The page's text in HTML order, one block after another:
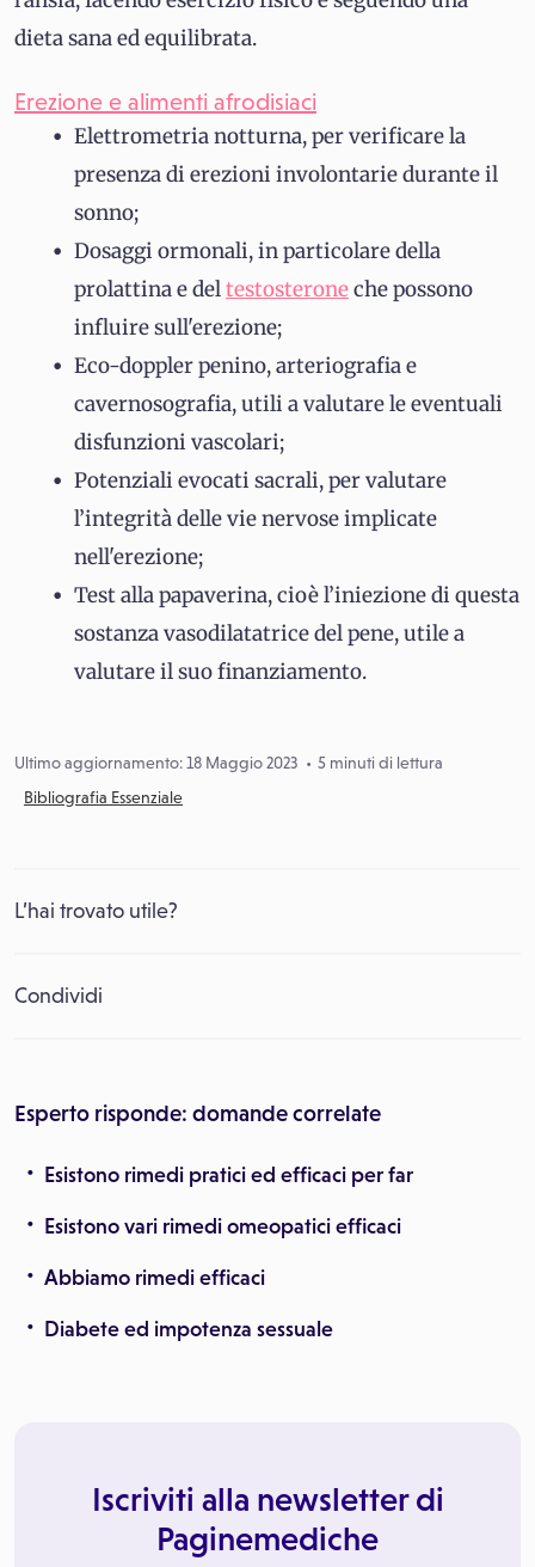
dieta sana ed equilibrata.
Erezione e alimenti afrodisiaci
Elettrometria notturna, per verificare la
presenza di erezioni involontarie durante il
sonno;
Dosaggi ormonali, in particolare della
prolattina e deltestosteroneche possono
influire sull'erezione;
Eco-doppler penino, arteriografia e
cavernosografia, utili a valutare le eventuali
disfunzioni vascolari;
Potenziali evocati sacrali, per valutare
l’integrità delle vie nervose implicate
nell'erezione;
Test alla papaverina, cioè l’iniezione di questa
sostanza vasodilatatrice del pene, utile a
valutare il suo finanziamento.
Ultimo aggiornamento: 18 Maggio 2023
5 minuti di lettura
Bibliografia Essenziale
L’hai trovato utile?
Condividi
Esperto risponde: domande correlate
Esistono rimedi pratici ed efficaci per far
Esistono vari rimedi omeopatici efficaci
Abbiamo rimedi efficaci
Diabete ed impotenza sessuale
Iscriviti alla newsletter di
Paginemediche